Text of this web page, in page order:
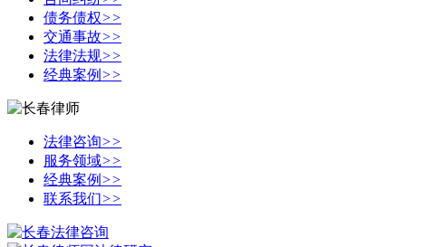
债务债权>>
交通事故>>
法律法规>>
经典案例 >>
法律咨询>>
服务领域>>
经典案例 >>
联系我们>>